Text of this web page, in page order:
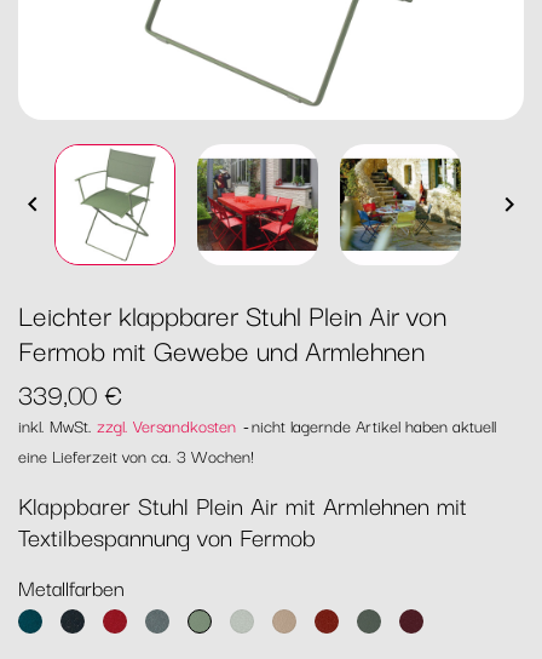
 
Leichter klappbarer Stuhl Plein Air von
Fermob mit Gewebe und Armlehnen
339,00 €
inkl. MwSt. zzgl. Versandkosten nicht lagernde Artikel haben aktuell
eine Lieferzeit von ca. 3 Wochen!
Klappbarer Stuhl Plein Air mit Armlehnen mit
Textilbespannung von Fermob
Metallfarben
Acapulcoblau
Anthrazit
Chili Gewittergrau
KaktusLehmgrau
MuskatOckerRosmarinSchwarzkirsche